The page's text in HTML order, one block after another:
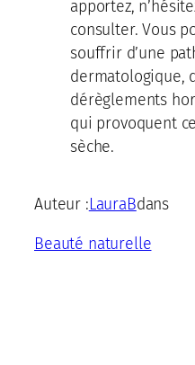
apportez,
consulter. Vous
souffrir d’une
dermatologique,
dérèglements
qui provoquent
sèche.
Auteur :LauraBdans
Beauté naturelle